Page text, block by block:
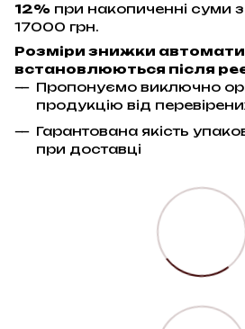
12% при накопиченні суми
17000 грн.
Розміри знижки
встановлюються після
Пропонуємо виключно
продукцію від
Гарантована якість
при доставці